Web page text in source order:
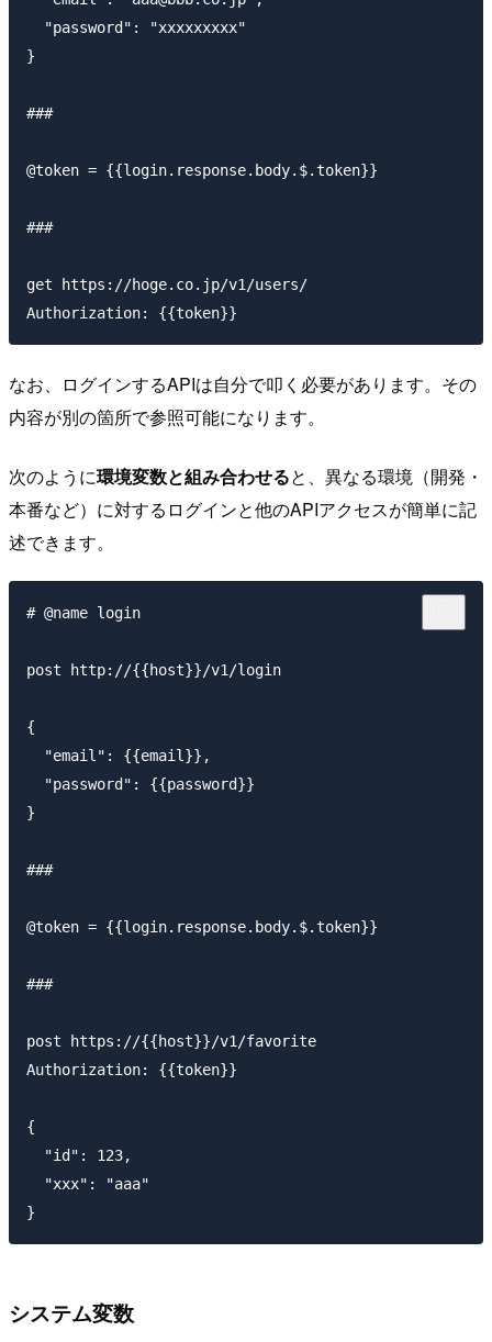
  "password": "xxxxxxxxx"
}
###
@token = {{login.response.body.$.token}}
###
get https://hoge.co.jp/v1/users/
なお、ログインするAPIは自分で叩く必要があります。その
内容が別の箇所で参照可能になります。
次のように環境変数と組み合わせると、異なる環境（開発・
本番など）に対するログインと他のAPIアクセスが簡単に記
述できます。
# @name login
post http://{{host}}/v1/login
{
  "email": {{email}},
  "password": {{password}}
}
###
@token = {{login.response.body.$.token}}
###
post https://{{host}}/v1/favorite
Authorization: {{token}}
{
  "id": 123,
  "xxx": "aaa"
システム変数